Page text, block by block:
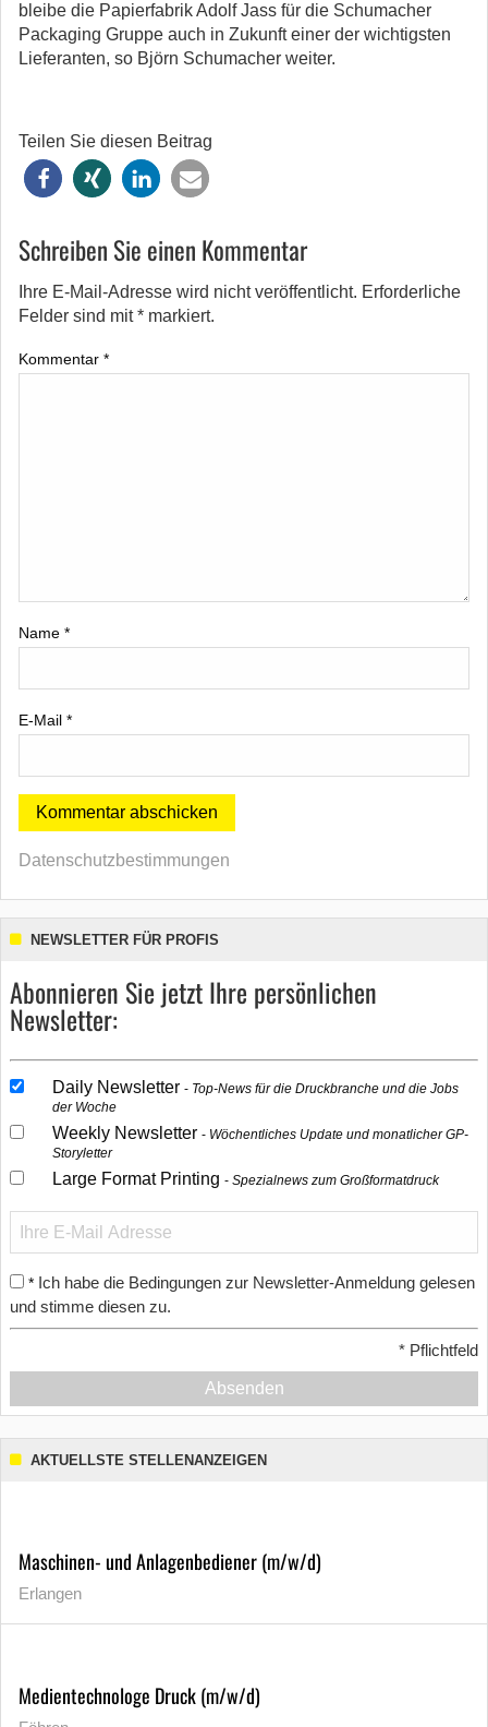
bleibe die Papierfabrik Adolf Jass für die Schumacher
Packaging Gruppe auch in Zukunft einer der wichtigsten
Lieferanten, so Björn Schumacher weiter.
Teilen Sie diesen Beitrag
Schreiben Sie einen Kommentar
Ihre E-Mail-Adresse wird nicht veröffentlicht. Erforderliche
Felder sind mit* markiert.
Kommentar *
Name *
E-Mail *
Datenschutzbestimmungen
NEWSLETTER FÜR PROFIS
Abonnieren Sie jetzt Ihre persönlichen
Newsletter:
Daily Newsletter
Top-News für die Druckbranche und die Jobs
der Woche
Weekly Newsletter
Wöchentliches Update und monatlicher GP-
Storyletter
Large Format Printing Spezialnews zum Großformatdruck
* Ich habe die Bedingungen zur Newsletter-Anmeldung gelesen
und stimme diesen zu.
* Pflichtfeld
Absenden
AKTUELLSTE STELLENANZEIGEN
Maschinen- und Anlagenbediener (m/w/d)
Erlangen
Medientechnologe Druck (m/w/d)